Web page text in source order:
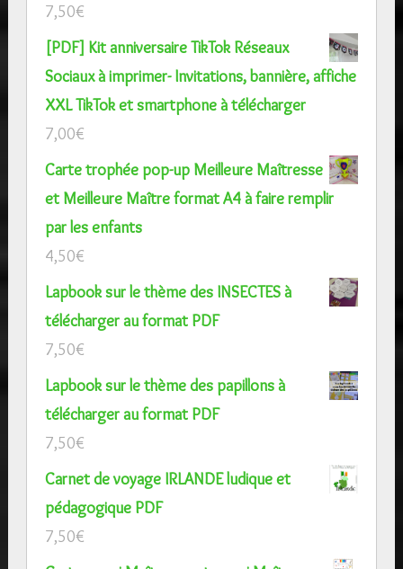
7,50€
[PDF] Kit anniversaire TikTok Réseaux
Sociaux à imprimer- Invitations, bannière, affiche
XXL TikTok et smartphone à télécharger
7,00€
Carte trophée pop-up Meilleure Maîtresse
et Meilleure Maître format A4 à faire remplir
par les enfants
4,50€
Lapbook sur le thème des INSECTES à
télécharger au format PDF
7,50€
Lapbook sur le thème des papillons à
télécharger au format PDF
7,50€
Carnet de voyage IRLANDE ludique et
pédagogique PDF
7,50€